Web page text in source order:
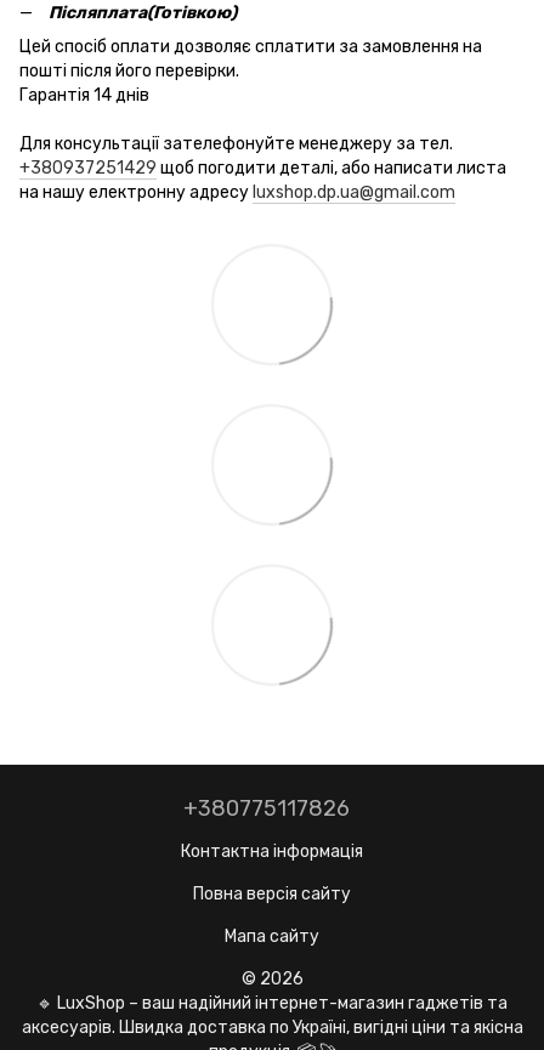
Післяплата(Готівкою)
Цей спосіб оплати дозволяє сплатити за замовлення на
пошті після його перевірки.
Гарантія 14 днів
Для консультації зателефонуйте менеджеру за тел.
+380937251429 щоб погодити деталі, або написати листа
на нашу електронну адресу luxshop.dp.ua@gmail.com
+380775117826
Контактна інформація
Повна версія сайту
Мапа сайту
© 2026
🔹 LuxShop – ваш надійний інтернет-магазин гаджетів та
аксесуарів. Швидка доставка по Україні, вигідні ціни та якісна